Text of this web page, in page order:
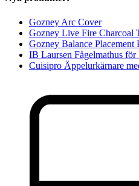
Gozney Arc Cover
Gozney Live Fire Charcoal
Gozney Balance Placement
IB Laursen Fågelmathus
Cuisipro Äppelurkärnare